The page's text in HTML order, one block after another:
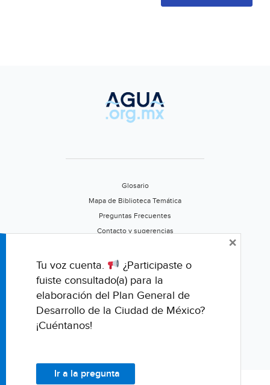
Glosario
Mapa de Biblioteca Temática
Preguntas Frecuentes
Contacto y sugerencias
Califica este portal
Tu voz cuenta.
¿Participaste o
fuiste consultado(a) para la
elaboración del Plan General de
Desarrollo de la Ciudad de México?
¡Cuéntanos!
Ir a la pregunta
×